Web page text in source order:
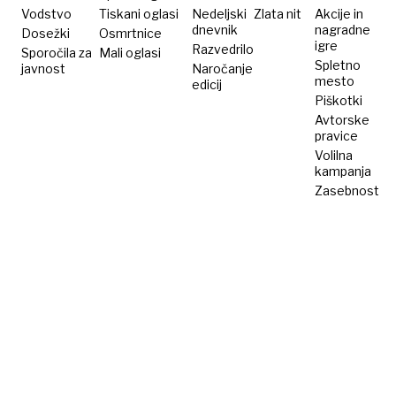
energijo?
Vodstvo
Dosežki
Sporočila za
javnost
Tiskani oglasi
Osmrtnice
Mali oglasi
Nedeljski
dnevnik
Razvedrilo
Naročanje
edicij
Zlata nit
Akcije in
nagradne
igre
Spletno
mesto
Piškotki
Avtorske
pravice
Volilna
kampanja
Zasebnost